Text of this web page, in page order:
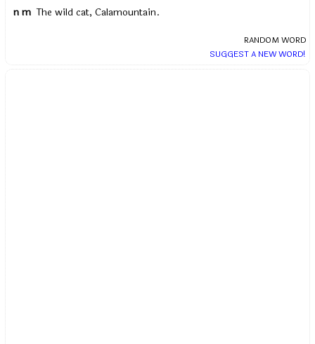
n m The wild cat, Calamountain.
RANDOM WORD
SUGGEST A NEW WORD!